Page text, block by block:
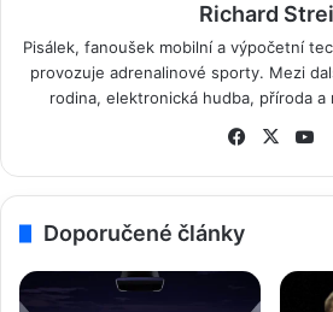
Richard
Pisálek, fanoušek mobilní a výpočetní
provozuje adrenalinové sporty. Mezi
rodina, elektronická hudba, příroda
Fa
bo
X
Doporučené články